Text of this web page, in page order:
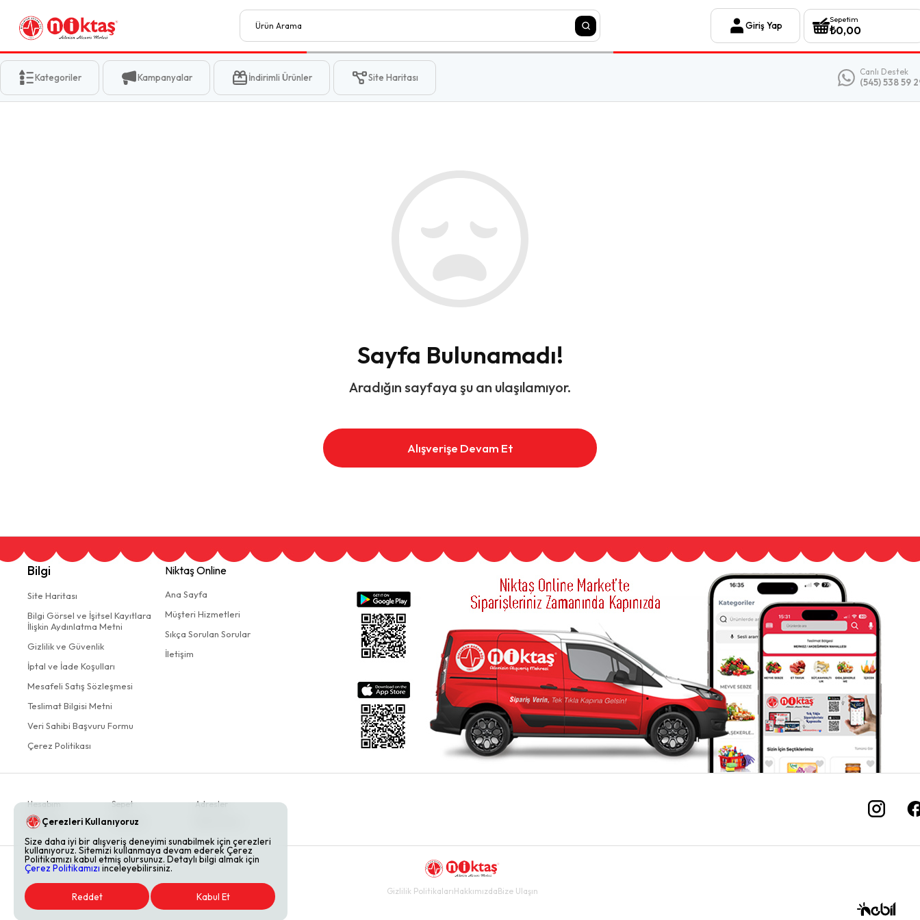
Giriş Yap
Sepetim
₺0,00
Kategoriler Kampanyalar İndirimli Ürünler Site Haritası Canlı Destek
(545) 538 59
Sayfa Bulunamadı!
Aradığın sayfaya şu an ulaşılamıyor.
Alışverişe Devam Et
Bilgi
Site Haritası
Bilgi Görsel ve İşitsel Kayıtlara
İlişkin Aydınlatma Metni
Gizlilik ve Güvenlik
İptal ve İade Koşulları
Mesafeli Satış Sözleşmesi
Teslimat Bilgisi Metni
Veri Sahibi Başvuru Formu
Çerez Politikası
Niktaş Online
Ana Sayfa
Müşteri Hizmetleri
Sıkça Sorulan Sorular
İletişim
Hesabım
Siparişler
Sepet
Favoriler
Adresler
Gizlilik PolitikalarıHakkımızdaBize Ulaşın
Çerezleri Kullanıyoruz
Size daha iyi bir alışveriş deneyimi sunabilmek için çerezleri
kullanıyoruz. Sitemizi kullanmaya devam ederek Çerez
Politikamızı kabul etmiş olursunuz. Detaylı bilgi almak için
Çerez Politikamızı inceleyebilirsiniz.
Reddet Kabul Et